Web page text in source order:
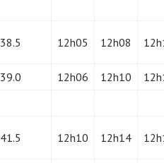
38.5 12h05 12h08
39.0 12h06 12h10
41.5 12h10 12h14